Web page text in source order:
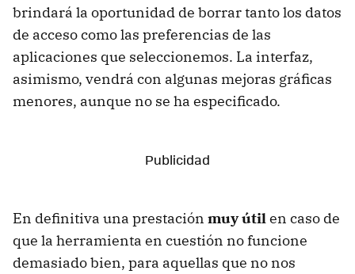
brindará la oportunidad de borrar tanto los datos
de acceso como las preferencias de las
aplicaciones que seleccionemos. La interfaz,
asimismo, vendrá con algunas mejoras gráficas
menores, aunque no se ha especificado.
En definitiva una prestación muy útilen caso de
que la herramienta en cuestión no funcione
demasiado bien, para aquellas que no nos